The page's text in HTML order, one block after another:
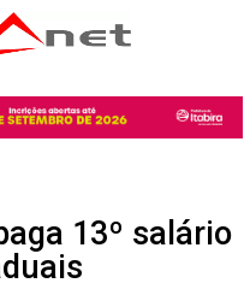
13º salário